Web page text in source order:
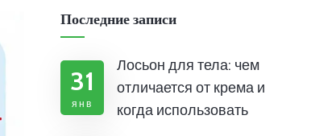
Последние записи
31
янв
Лосьон для тела: чем
отличается от крема и
когда использовать